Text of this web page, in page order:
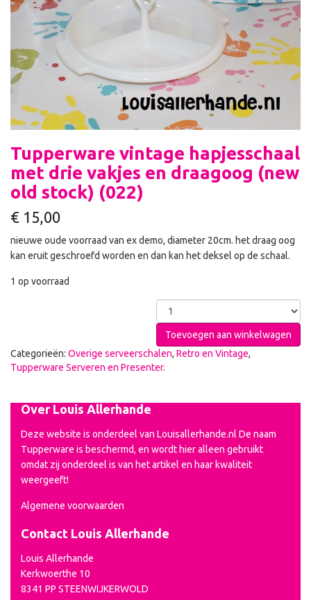
Tupperware vintage hapjesschaal
met drie vakjes en draagoog (new
old stock) (022)
€ 15,00
nieuwe oude voorraad van ex demo, diameter 20cm. het draag oog
kan eruit geschroefd worden en dan kan het deksel op de schaal.
1 op voorraad
Toevoegen aan winkelwagen
Categorieën: Overige serveerschalen, Retro en Vintage,
Tupperware Serveren en Presenter.
Over Louis Allerhande
Deze website is onderdeel van Louisallerhande.nl De naam
Tupperware is beschermd, en wordt hier alleen gebruikt
omdat zij onderdeel is van het artikel en haar kwaliteit
weergeeft!
Algemene voorwaarden
Contact Louis Allerhande
Louis Allerhande
Kerkwoerthe 10
8341 PP STEENWIJKERWOLD